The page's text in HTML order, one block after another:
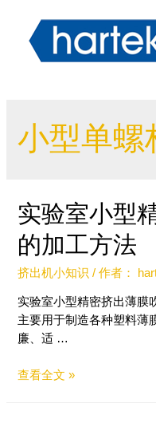
小型单螺
实验室小型
的加工方法
挤出机小知识 / 作者：
实验室小型精密挤出薄膜
主要用于制造各种塑料薄
廉、适 …
查看全文 »